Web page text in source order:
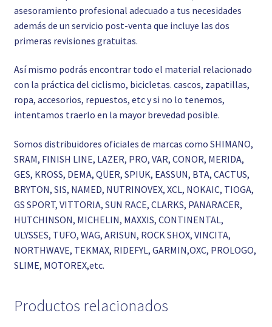
asesoramiento profesional adecuado a tus necesidades
además de un servicio post-venta que incluye las dos
primeras revisiones gratuitas.
Así mismo podrás encontrar todo el material relacionado
con la práctica del ciclismo, bicicletas. cascos, zapatillas,
ropa, accesorios, repuestos, etc y si no lo tenemos,
intentamos traerlo en la mayor brevedad posible.
Somos distribuidores oficiales de marcas como SHIMANO,
SRAM, FINISH LINE, LAZER, PRO, VAR, CONOR, MERIDA,
GES, KROSS, DEMA, QÜER, SPIUK, EASSUN, BTA, CACTUS,
BRYTON, SIS, NAMED, NUTRINOVEX, XCL, NOKAIC, TIOGA,
GS SPORT, VITTORIA, SUN RACE, CLARKS, PANARACER,
HUTCHINSON, MICHELIN, MAXXIS, CONTINENTAL,
ULYSSES, TUFO, WAG, ARISUN, ROCK SHOX, VINCITA,
NORTHWAVE, TEKMAX, RIDEFYL, GARMIN,OXC, PROLOGO,
SLIME, MOTOREX,etc.
Productos relacionados